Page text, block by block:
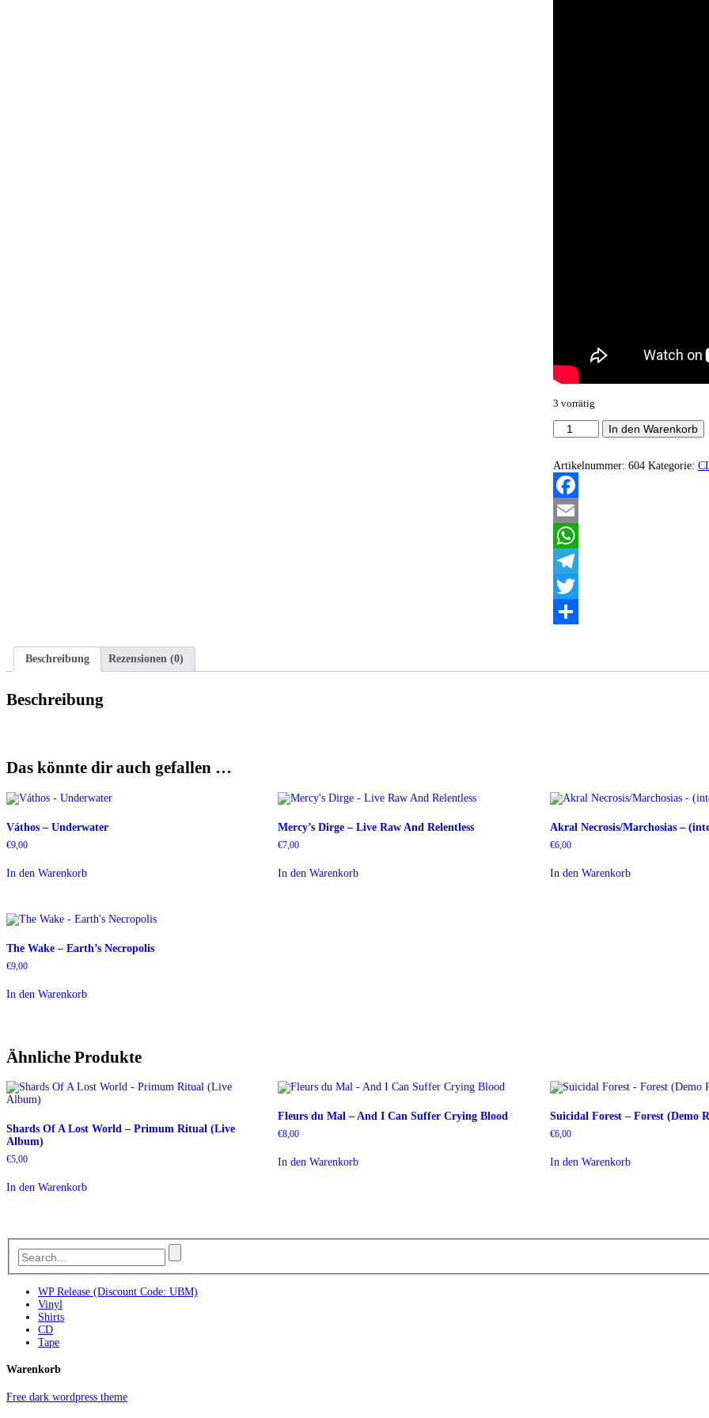
3 vorrätig
Argus
Megere
VEII
Menge
In den Warenkorb
Artikelnummer: 604 Kategorie:
Facebook
Email
WhatsApp
Telegram
Twitter
Beschreibung
Rezensionen (0)
Beschreibung
Das könnte dir auch gefallen …
Váthos – Underwater
€9,00
In den Warenkorb
Mercy’s Dirge – Live Raw And Relentless
€7,00
In den Warenkorb
Akral Necrosis/Marchosias –
€6,00
In den Warenkorb
The Wake – Earth’s Necropolis
€9,00
In den Warenkorb
Ähnliche Produkte
Shards Of A Lost World – Primum Ritual (Live
Album)
€5,00
In den Warenkorb
Fleurs du Mal – And I Can Suffer Crying Blood
€8,00
In den Warenkorb
Suicidal Forest – Forest (Demo
€6,00
In den Warenkorb
WP Release (Discount Code: UBM)
Vinyl
Shirts
CD
Tape
Warenkorb
Free dark wordpress theme